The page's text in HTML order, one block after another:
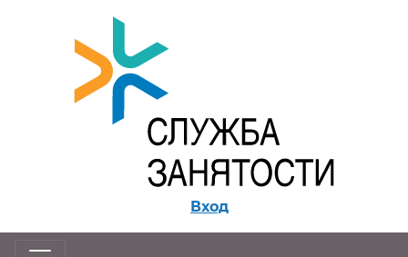
Вход